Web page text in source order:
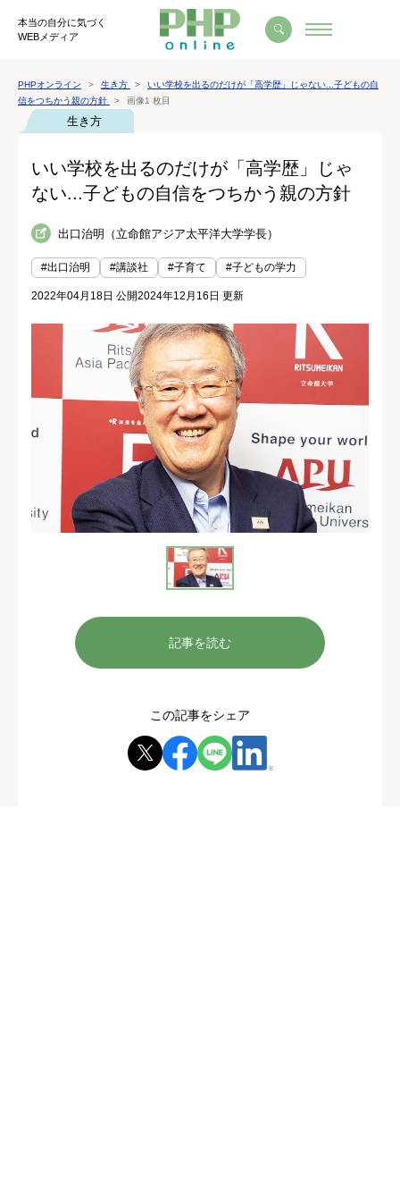
本当の自分に気づく
WEBメディア
PHPオンライン 生き方
いい学校を出るのだけが「高学歴」じゃない...子どもの自
信をつちかう親の方針
画像1 枚目
生き方
いい学校を出るのだけが「高学歴」じゃ
ない...子どもの自信をつちかう親の方針
出口治明（立命館アジア太平洋大学学長）
#出口治明 #講談社 #子育て #子どもの学力
2022年04月18日 公開2024年12月16日 更新
記事を読む
この記事をシェア